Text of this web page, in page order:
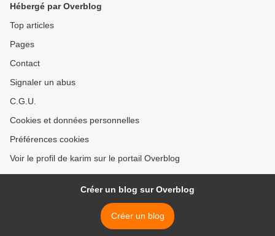
Hébergé par Overblog
Top articles
Pages
Contact
Signaler un abus
C.G.U.
Cookies et données personnelles
Préférences cookies
Voir le profil de karim sur le portail Overblog
Créer un blog sur Overblog
Créer un blog